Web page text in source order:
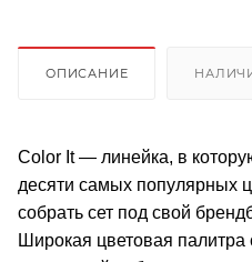
ОПИСАНИЕ
Color It — линейка, в
десяти самых популярных
собрать сет под свой
Широкая цветовая палитра